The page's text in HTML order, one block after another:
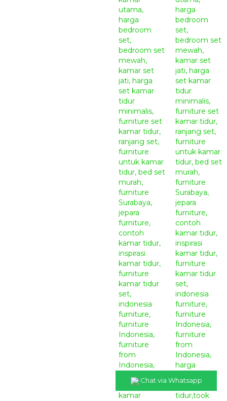
Chat via Whatsapp